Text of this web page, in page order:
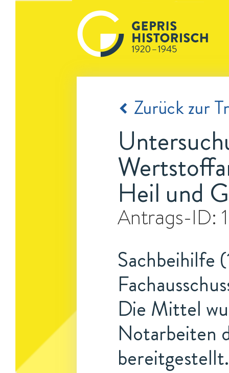
Zurück zur
Heil und
Antrags-ID:
Sachbeihilfe
Die Mittel
Notarbeiten
bereitgestellt.